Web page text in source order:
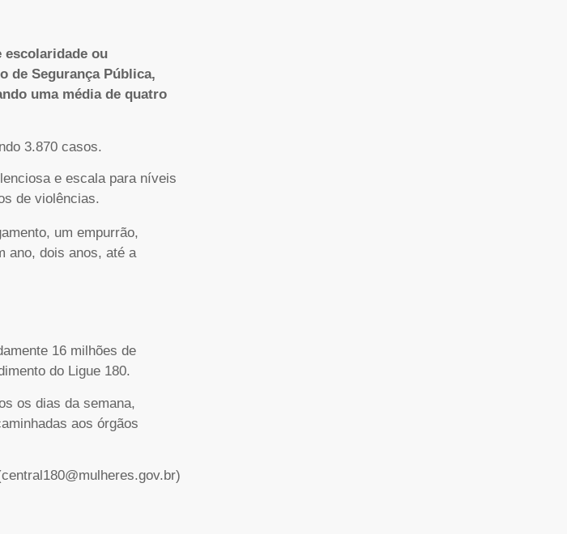
escolaridade ou
de Segurança Pública,
uma média de quatro
3.870 casos.
e escala para níveis
de violências.
um empurrão,
ano, dois anos, até a
16 milhões de
do Ligue 180.
os dias da semana,
aos órgãos